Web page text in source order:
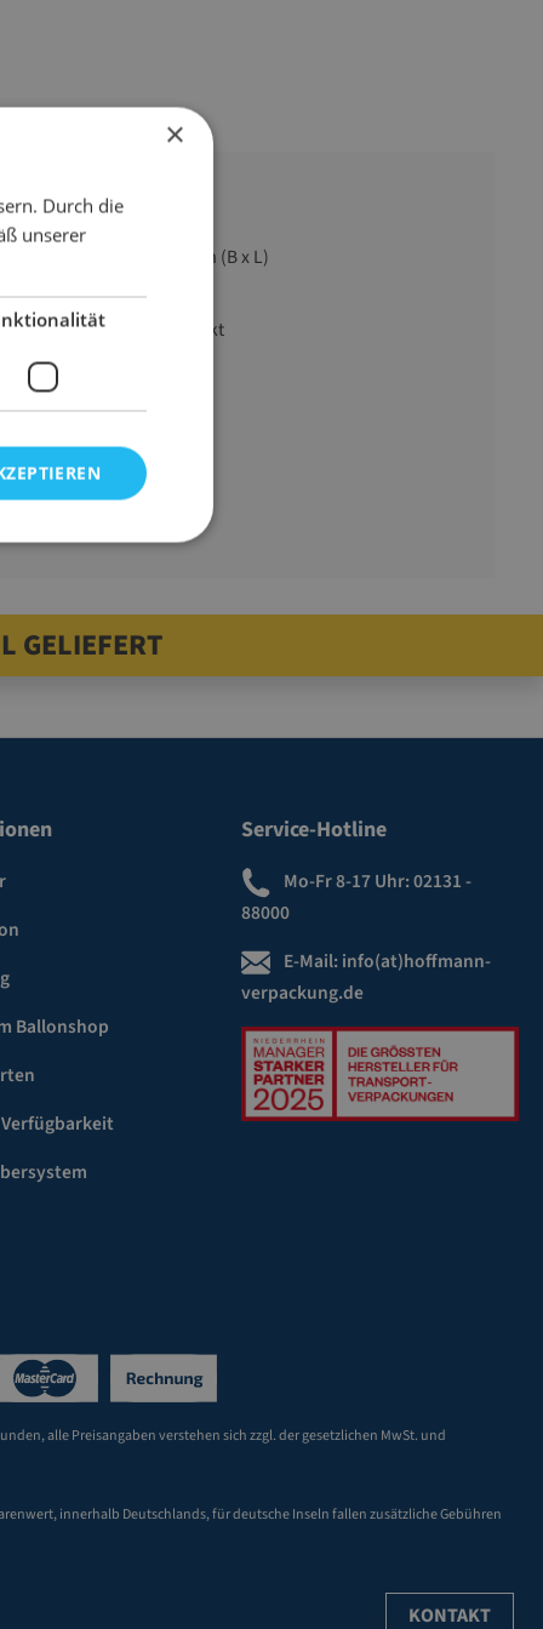
19 mm x 50 m (B x L)
Gefahrgut
fadenverstärkt
Handrollen
GELIEFERT
Ballonshop
Service-Hotline
Mo-Fr 8-17 Uhr:02131 -
88000
E-Mail: info(at)hoffmann-
verpackung.de
alle Preisangaben verstehen sich zzgl. der gesetzlichen MwSt. und
innerhalb Deutschlands, für deutsche Inseln fallen zusätzliche Gebühren
KONTAKT
×
Durch die
unserer